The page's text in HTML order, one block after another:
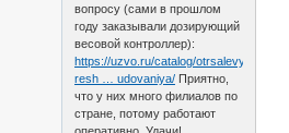
вопросу (сами в прошлом
году заказывали дозирующий
весовой контроллер):
https://uzvo.ru/catalog/otrsalevye-
resh … udovaniya/ Приятно,
что у них много филиалов по
стране, потому работают